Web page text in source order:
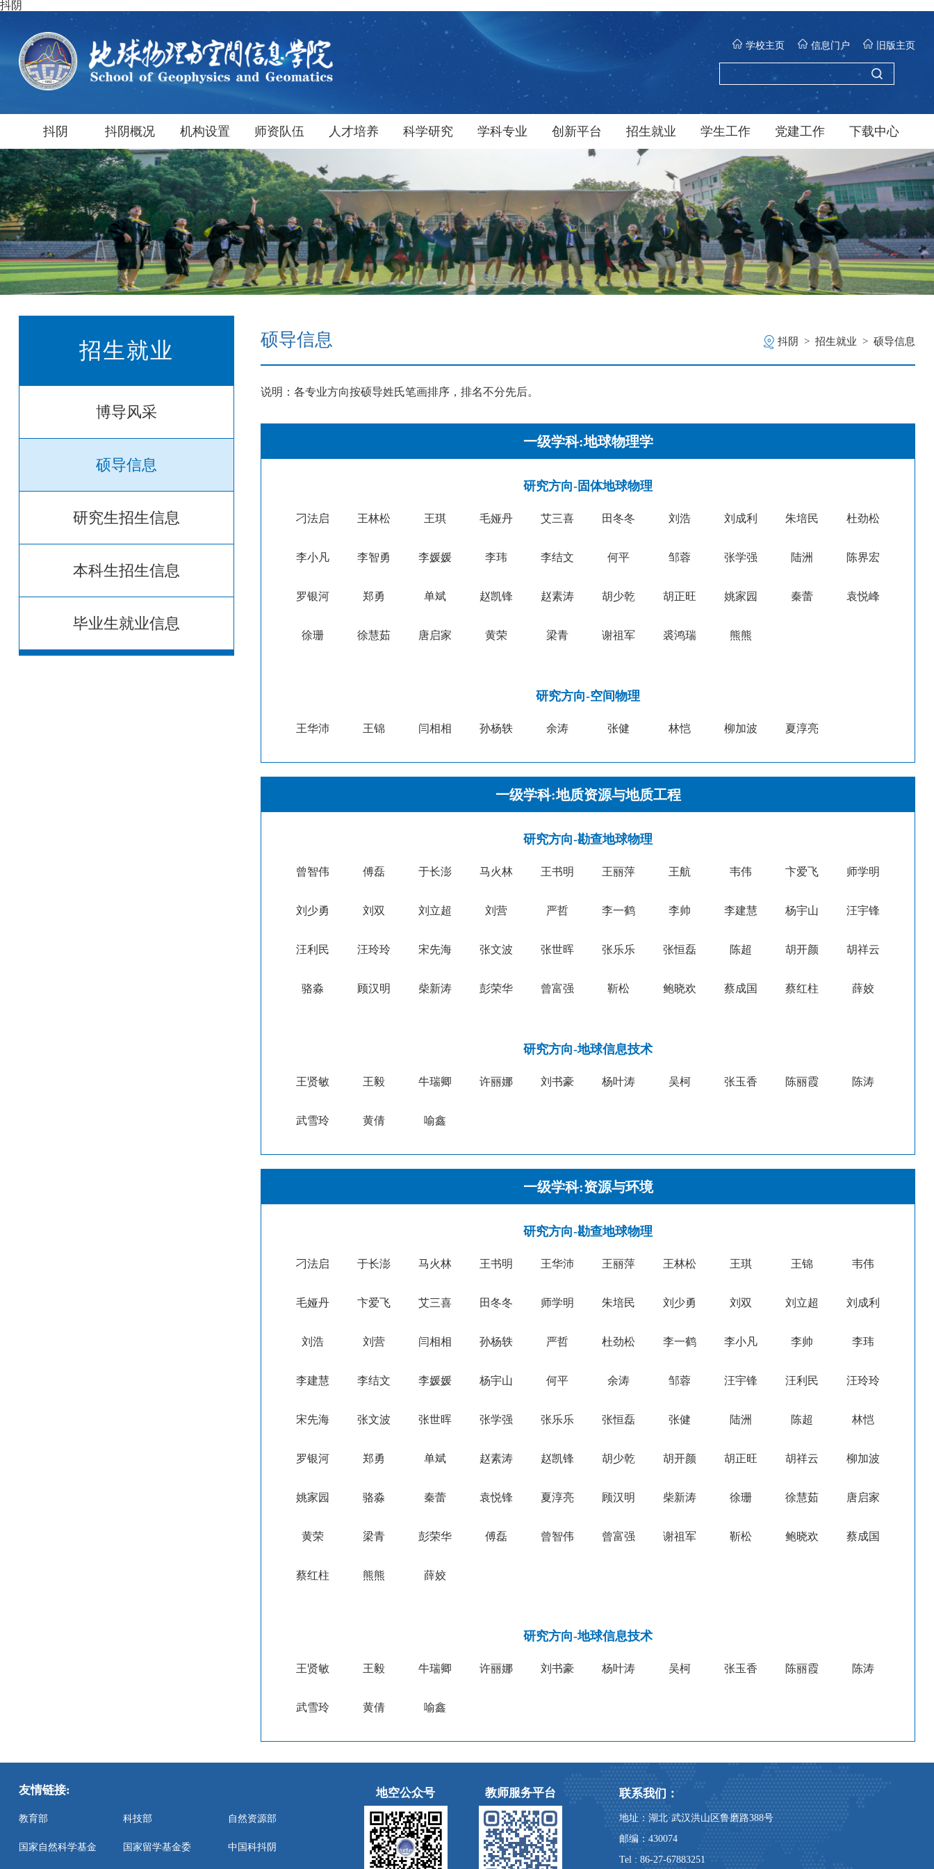
抖阴
学校主页 信息门户 旧版主页
抖阴 抖阴概况 机构设置 师资队伍 人才培养 科学研究 学科专业 创新平台 招生就业 学生工作 党建工作 下载中心
招生就业
博导风采
硕导信息
研究生招生信息
本科生招生信息
毕业生就业信息
硕导信息 抖阴 > 招生就业 > 硕导信息
说明：各专业方向按硕导姓氏笔画排序，排名不分先后。
一级学科:地球物理学
研究方向-固体地球物理
刁法启 王林松 王琪 毛娅丹 艾三喜 田冬冬 刘浩 刘成利 朱培民 杜劲松
李小凡 李智勇 李媛媛 李玮 李结文 何平 邹蓉 张学强 陆洲 陈界宏
罗银河 郑勇 单斌 赵凯锋 赵素涛 胡少乾 胡正旺 姚家园 秦蕾 袁悦峰
徐珊 徐慧茹 唐启家 黄荣 梁青 谢祖军 裘鸿瑞 熊熊
研究方向-空间物理
王华沛 王锦 闫相相 孙杨轶 余涛 张健 林恺 柳加波 夏淳亮
一级学科:地质资源与地质工程
研究方向-勘查地球物理
曾智伟 傅磊 于长澎 马火林 王书明 王丽萍 王航 韦伟 卞爱飞 师学明
刘少勇 刘双 刘立超 刘营 严哲 李一鹤 李帅 李建慧 杨宇山 汪宇锋
汪利民 汪玲玲 宋先海 张文波 张世晖 张乐乐 张恒磊 陈超 胡开颜 胡祥云
骆淼 顾汉明 柴新涛 彭荣华 曾富强 靳松 鲍晓欢 蔡成国 蔡红柱 薛姣
研究方向-地球信息技术
王贤敏 王毅 牛瑞卿 许丽娜 刘书豪 杨叶涛 吴柯 张玉香 陈丽霞 陈涛
武雪玲 黄倩 喻鑫
一级学科:资源与环境
研究方向-勘查地球物理
刁法启 于长澎 马火林 王书明 王华沛 王丽萍 王林松 王琪 王锦 韦伟
毛娅丹 卞爱飞 艾三喜 田冬冬 师学明 朱培民 刘少勇 刘双 刘立超 刘成利
刘浩 刘营 闫相相 孙杨轶 严哲 杜劲松 李一鹤 李小凡 李帅 李玮
李建慧 李结文 李媛媛 杨宇山 何平 余涛 邹蓉 汪宇锋 汪利民 汪玲玲
宋先海 张文波 张世晖 张学强 张乐乐 张恒磊 张健 陆洲 陈超 林恺
罗银河 郑勇 单斌 赵素涛 赵凯锋 胡少乾 胡开颜 胡正旺 胡祥云 柳加波
姚家园 骆淼 秦蕾 袁悦锋 夏淳亮 顾汉明 柴新涛 徐珊 徐慧茹 唐启家
黄荣 梁青 彭荣华 傅磊 曾智伟 曾富强 谢祖军 靳松 鲍晓欢 蔡成国
蔡红柱 熊熊 薛姣
研究方向-地球信息技术
王贤敏 王毅 牛瑞卿 许丽娜 刘书豪 杨叶涛 吴柯 张玉香 陈丽霞 陈涛
武雪玲 黄倩 喻鑫
友情链接:
教育部 科技部 自然资源部
国家自然科学基金 国家留学基金委 中国科抖阴
地空公众号 教师服务平台 联系我们：
地址：湖北·武汉洪山区鲁磨路388号
邮编：430074
Tel : 86-27-67883251